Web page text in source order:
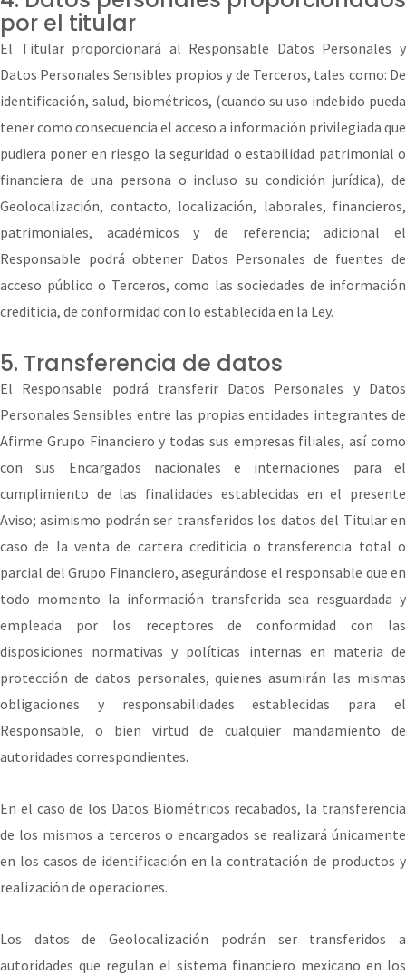
por el titular
El Titular proporcionará al Responsable Datos Personales y
Datos Personales Sensibles propios y de Terceros, tales como: De
identificación, salud, biométricos, (cuando su uso indebido pueda
tener como consecuencia el acceso a información privilegiada que
pudiera poner en riesgo la seguridad o estabilidad patrimonial o
financiera de una persona o incluso su condición jurídica), de
Geolocalización, contacto, localización, laborales, financieros,
patrimoniales, académicos y de referencia; adicional el
Responsable podrá obtener Datos Personales de fuentes de
acceso público o Terceros, como las sociedades de información
crediticia, de conformidad con lo establecida en la Ley.
5. Transferencia de datos
El Responsable podrá transferir Datos Personales y Datos
Personales Sensibles entre las propias entidades integrantes de
Afirme Grupo Financiero y todas sus empresas filiales, así como
con sus Encargados nacionales e internaciones para el
cumplimiento de las finalidades establecidas en el presente
Aviso; asimismo podrán ser transferidos los datos del Titular en
caso de la venta de cartera crediticia o transferencia total o
parcial del Grupo Financiero, asegurándose el responsable que en
todo momento la información transferida sea resguardada y
empleada por los receptores de conformidad con las
disposiciones normativas y políticas internas en materia de
protección de datos personales, quienes asumirán las mismas
obligaciones y responsabilidades establecidas para el
Responsable, o bien virtud de cualquier mandamiento de
autoridades correspondientes.
En el caso de los Datos Biométricos recabados, la transferencia
de los mismos a terceros o encargados se realizará únicamente
en los casos de identificación en la contratación de productos y
realización de operaciones.
Los datos de Geolocalización podrán ser transferidos a
autoridades que regulan el sistema financiero mexicano en los